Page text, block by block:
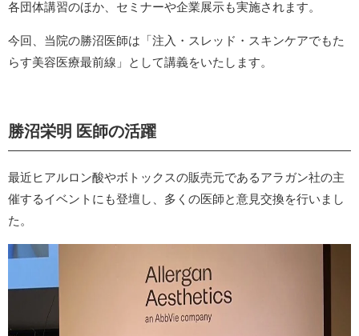
各団体講習のほか、セミナーや企業展示も実施されます。
今回、当院の勝沼医師は「注入・スレッド・スキンケアでもた
らす美容医療最前線」として講義をいたします。
勝沼栄明 医師の活躍
最近ヒアルロン酸やボトックスの販売元であるアラガン社の主
催するイベントにも登壇し、多くの医師と意見交換を行いまし
た。